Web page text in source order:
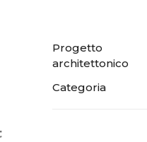
Progetto
architettonico
Categoria